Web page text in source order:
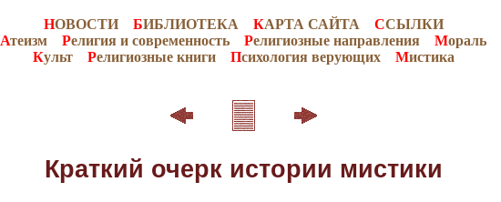
НОВОСТИ БИБЛИОТЕКА КАРТА САЙТА ССЫЛКИ
Атеизм Религия и современность Религиозные направления Мораль
Культ Религиозные книги Психология верующих Мистика
Краткий очерк истории мистики